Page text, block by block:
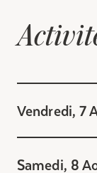
Vendredi, 7
Samedi, 8